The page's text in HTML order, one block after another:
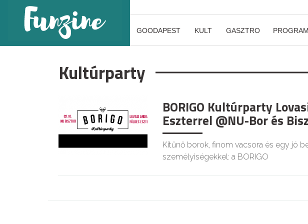
GOODAPEST KULT GASZTRO
Kultúrparty
BORIGO Kultúrparty
Eszterrel @NU-Bor és
Kitűnő borok, finom vacsora és egy jó
személyiségekkel: a BORIGO